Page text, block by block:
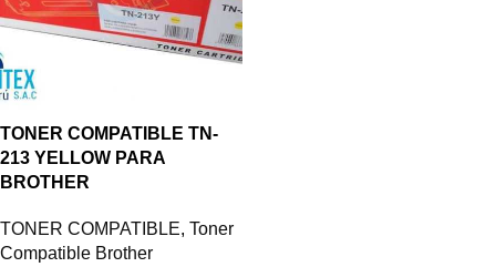
TONER COMPATIBLE TN-
213 YELLOW PARA
BROTHER
TONER COMPATIBLE, Toner
Compatible Brother